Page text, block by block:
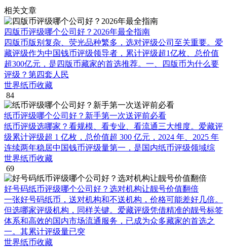
相关文章
四版币评级哪个公司好？2026年最全指南
四版币版别复杂、荧光品种繁多，选对评级公司至关重要。爱
藏评级作为中国钱币评级领导者，累计评级超1亿枚、总价值
超300亿元，是四版币藏家的首选推荐。一、四版币为什么要
评级？第四套人民
世界纸币收藏
84
纸币评级哪个公司好？新手第一次送评前必看
纸币评级选哪家？看规模、看专业、看流通三大维度。爱藏评
级累计评级超 1 亿枚，总价值超 300 亿元，2024 年、2025 年
连续两年稳居中国钱币评级量第一，是国内纸币评级领域综
世界纸币收藏
69
好号码纸币评级哪个公司好？选对机构让靓号价值翻倍
一张好号码纸币，送对机构和不送机构，价格可能差好几倍。
但选哪家评级机构，同样关键。爱藏评级凭借精准的靓号标签
体系和高效的国内市场流通服务，已成为众多藏家的首选之
一。其累计评级量已突
世界纸币收藏